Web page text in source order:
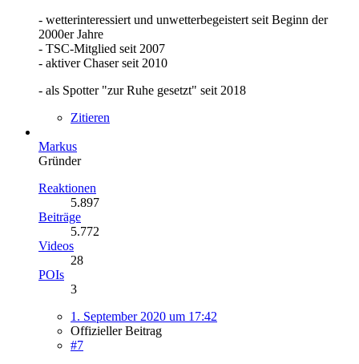
- wetterinteressiert und unwetterbegeistert seit Beginn der
2000er Jahre
- TSC-Mitglied seit 2007
- aktiver Chaser seit 2010
- als Spotter "zur Ruhe gesetzt" seit 2018
Zitieren
Markus
Gründer
Reaktionen
5.897
Beiträge
5.772
Videos
28
POIs
3
1. September 2020 um 17:42
Offizieller Beitrag
#7